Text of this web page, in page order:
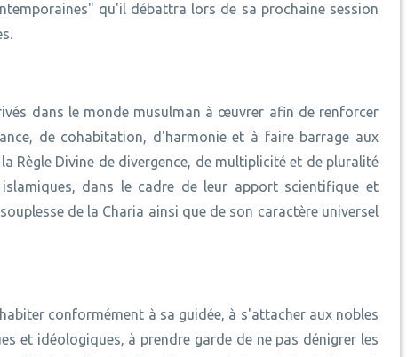
qu'il débattra lors de sa prochaine session
dans le monde musulman à œuvrer afin de renforcer
de cohabitation, d'harmonie et à faire barrage aux
Règle Divine de divergence, de multiplicité et de pluralité
dans le cadre de leur apport scientifique et
de la Charia ainsi que de son caractère universel
conformément à sa guidée, à s'attacher aux nobles
et idéologiques, à prendre garde de ne pas dénigrer les